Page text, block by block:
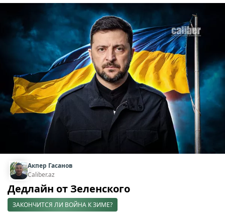
Акпер Гасанов
Caliber.az
Дедлайн от Зеленского
ЗАКОНЧИТСЯ ЛИ ВОЙНА К ЗИМЕ?